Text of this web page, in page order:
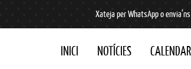
Xateja per WhatsApp o
INICI NOTÍCIES